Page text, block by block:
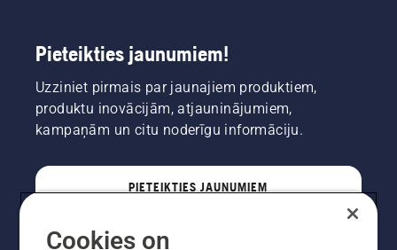
Pieteikties jaunumiem!
Uzziniet pirmais par jaunajiem produktiem,
produktu inovācijām, atjauninājumiem,
kampaņām un citu noderīgu informāciju.
PIETEIKTIES JAUNUMIEM
Cookies on